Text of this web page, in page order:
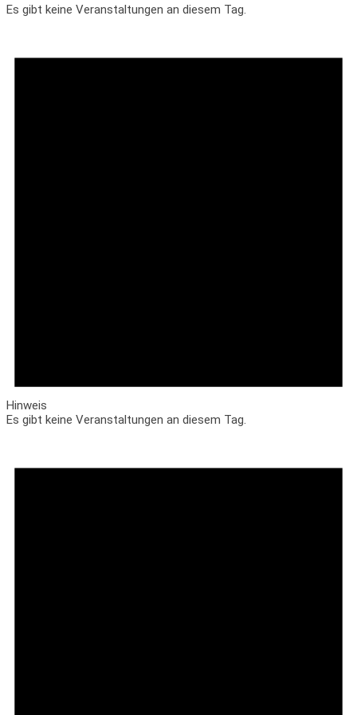
Es gibt keine Veranstaltungen an diesem Tag.
Hinweis
Es gibt keine Veranstaltungen an diesem Tag.